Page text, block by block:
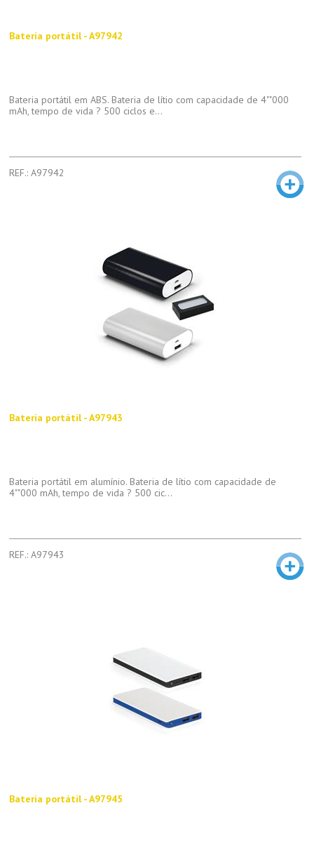
Bateria portátil - A97942
Bateria portátil em ABS. Bateria de lítio com capacidade de 4""000
mAh, tempo de vida ? 500 ciclos e...
REF.: A97942
Bateria portátil - A97943
Bateria portátil em alumínio. Bateria de lítio com capacidade de
4""000 mAh, tempo de vida ? 500 cic...
REF.: A97943
Bateria portátil - A97945